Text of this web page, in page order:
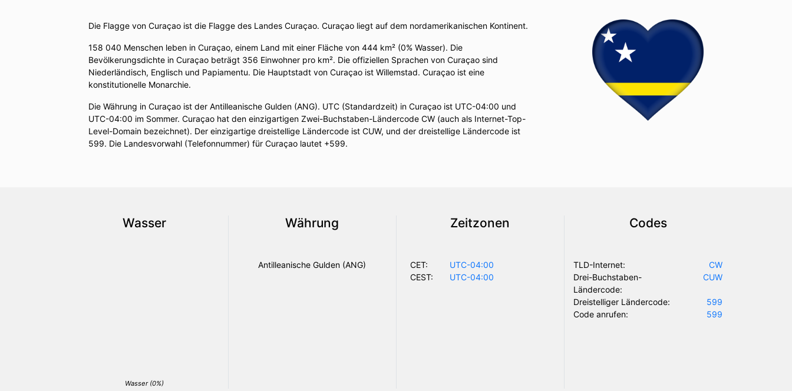
Die Flagge von Curaçao ist die Flagge des Landes Curaçao. Curaçao liegt auf dem nordamerikanischen Kontinent.
158 040 Menschen leben in Curaçao, einem Land mit einer Fläche von 444 km² (0% Wasser). Die
Bevölkerungsdichte in Curaçao beträgt 356 Einwohner pro km². Die offiziellen Sprachen von Curaçao sind
Niederländisch, Englisch und Papiamentu. Die Hauptstadt von Curaçao ist Willemstad. Curaçao ist eine
konstitutionelle Monarchie.
Die Währung in Curaçao ist der Antilleanische Gulden (ANG). UTC (Standardzeit) in Curaçao ist UTC-04:00 und
UTC-04:00 im Sommer. Curaçao hat den einzigartigen Zwei-Buchstaben-Ländercode CW (auch als Internet-Top-
Level-Domain bezeichnet). Der einzigartige dreistellige Ländercode ist CUW, und der dreistellige Ländercode ist
599. Die Landesvorwahl (Telefonnummer) für Curaçao lautet +599.
Wasser
Wasser (0%)
Währung
Antilleanische Gulden (ANG)
Zeitzonen
CET:
UTC-04:00
CEST:
UTC-04:00
Codes
TLD-Internet:
CW
Drei-Buchstaben-
Ländercode:
CUW
Dreistelliger Ländercode:
599
Code anrufen:
599